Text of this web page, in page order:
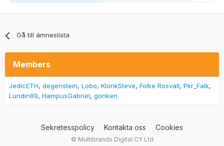
Gå till ämneslista
Members
JedicETH degenstein Lobo KlonkSteve Folke Rosvall Pkr_Falk
Lundin89 HampusGabriel gonken
Sekretesspolicy Kontakta oss Cookies
© Multibrands Digital CY Ltd